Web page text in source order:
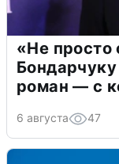
«Не просто
роман — с
6 августа 47